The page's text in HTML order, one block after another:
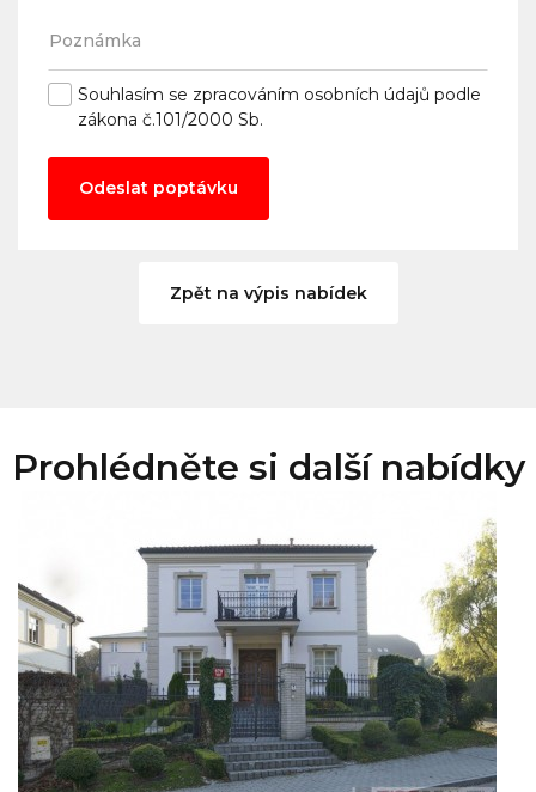
Souhlasím se zpracováním osobních údajů podle
zákona č.101/2000 Sb.
Odeslat poptávku
Zpět na výpis nabídek
Prohlédněte si další nabídky